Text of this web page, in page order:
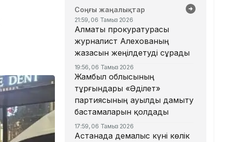
Соңғы жаңалықтар
21:59, 06 Тамыз 2026
Алматы прокуратурасы
журналист Алехованың
жазасын жеңілдетуді сұрады
19:56, 06 Тамыз 2026
Жамбыл облысының
тұрғындары «Әділет»
партиясының ауылды дамыту
бастамаларын қолдады
17:59, 06 Тамыз 2026
Астанада демалыс күні көлік